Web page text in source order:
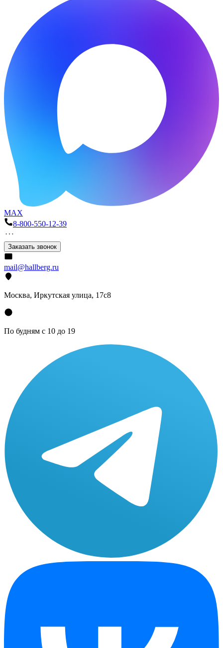
MAX
8-800-550-12-39
Заказать звонок
mail@hallberg.ru
Москва, Иркутская улица, 17с8
По будням с 10 до 19